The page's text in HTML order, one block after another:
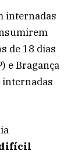
internadas
de 18 dias
e Bragança
internadas
difícil